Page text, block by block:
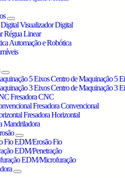
Visualizador Digital
Régua Linear
Automação e Robótica
5 EixosCentro de Maquinação 5
3 EixosCentro de Maquinação 3
Fresadora CNC
Fresadora Convencional
Fresadora Horizontal
Mandriladora
FioEDM/Erosão Fio
EDM/Penetração
EDM/Microfuração